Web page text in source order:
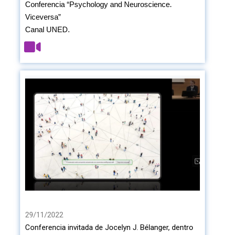
Conferencia “Psychology and Neuroscience.
Viceversa”
Canal UNED.
29/11/2022
Conferencia invitada de Jocelyn J. Bélanger, dentro